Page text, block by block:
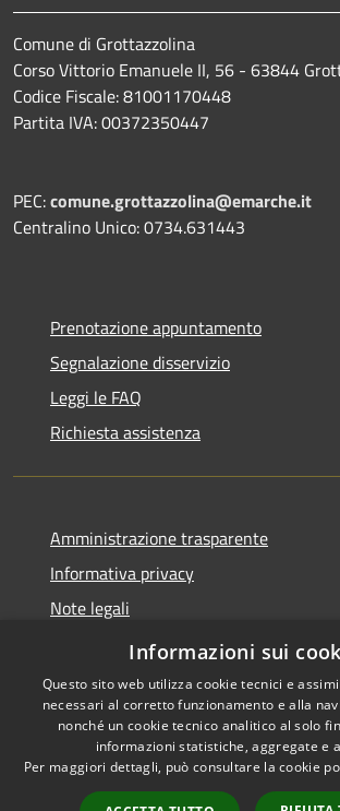
Comune di Grottazzolina
Corso Vittorio Emanuele II, 56 - 63844
Codice Fiscale: 81001170448
Partita IVA: 00372350447
PEC:comune.grottazzolina@emarche.it
Centralino Unico: 0734.631443
Prenotazione appuntamento
Segnalazione disservizio
Leggi le FAQ
Richiesta assistenza
Amministrazione trasparente
Informativa privacy
Note legali
Dichiarazione di accessibilità
Accessibilità
Copyright
Informazioni sui
Questo sito web utilizza cookie tecnici e
necessari al corretto funzionamento e alla
nonché un cookie tecnico analitico al solo
informazioni statistiche, aggregate e
Per maggiori dettagli, può consultare la cookie